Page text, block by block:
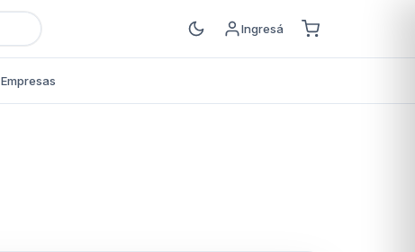
Ingresá
Empresas